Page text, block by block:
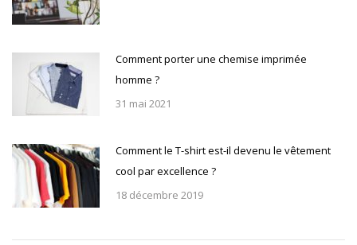
Comment porter une chemise imprimée
homme ?
31 mai 2021
Comment le T-shirt est-il devenu le vêtement
cool par excellence ?
18 décembre 2019